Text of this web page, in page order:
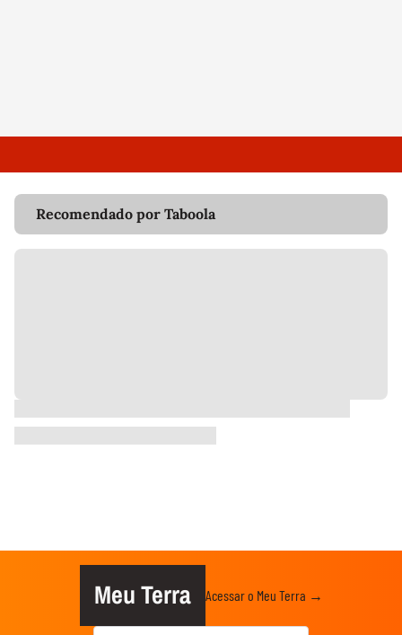
Recomendado por Taboola
Meu Terra Acessar o Meu Terra →